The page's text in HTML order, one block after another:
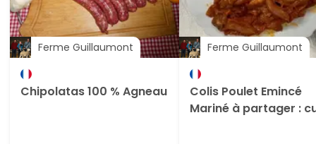
Ferme Guillaumont
Chipolatas 100 % Agneau
Ferme Guillaumont
Colis Poulet Emincé
Mariné à partager :